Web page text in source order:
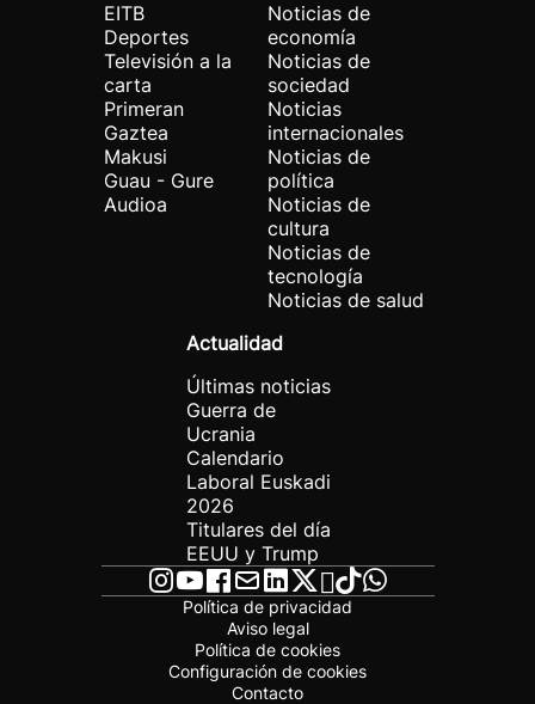
EITB
Deportes
Televisión a la
carta
Primeran
Gaztea
Makusi
Guau - Gure
Audioa
Noticias de
economía
Noticias de
sociedad
Noticias
internacionales
Noticias de
política
Noticias de
cultura
Noticias de
tecnología
Noticias de salud
Actualidad
Últimas noticias
Guerra de
Ucrania
Calendario
Laboral Euskadi
2026
Titulares del día
EEUU y Trump
Política de privacidad
Aviso legal
Política de cookies
Configuración de cookies
Contacto